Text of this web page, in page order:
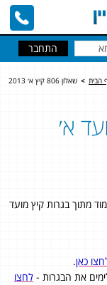
הבית > שאלון 806 קיץ א׳ 2013
מועד א׳
806 במתמטיקה 5 יחידות לימוד מתוך בגרות קיץ מועד
כאן.
את הבגרות - לחצו